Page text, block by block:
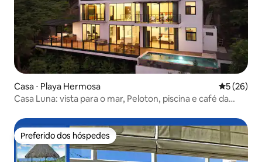
Casa ⋅ Playa Hermosa 5 de uma
5 (26)
Casa Luna: vista para o mar, Peloton, piscina e café da
Preferido dos hóspedes
Preferido dos hóspedes